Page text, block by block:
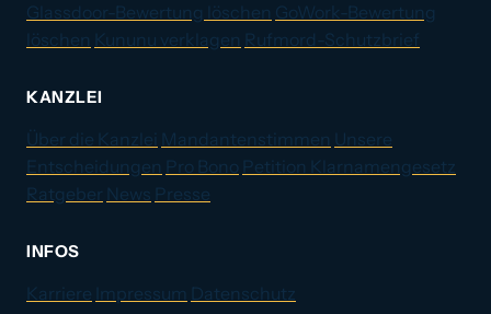
Glassdoor-Bewertung löschen GoWork-Bewertung
löschen Kununu verklagen Rufmord-Schutzbrief
KANZLEI
Über die Kanzlei Mandantenstimmen Unsere
Entscheidungen Pro Bono Petition Klarnamengesetz
Ratgeber News Presse
INFOS
Karriere Impressum Datenschutz